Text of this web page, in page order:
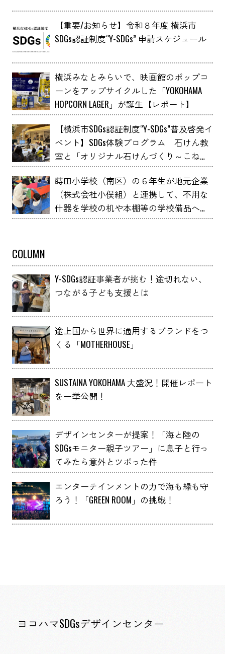
【重要/お知らせ】令和８年度 横浜市
SDGs認証制度“Y-SDGs” 申請スケジュール
横浜みなとみらいで、映画館のポップコ
ーンをアップサイクルした「YOKOHAMA
HOPCORN LAGER」が誕生【レポート】
【横浜市SDGs認証制度“Y-SDGs”普及啓発イ
ベント】SDGs体験プログラム 石けん教
室と「オリジナル石けんづくり～こねこ
ね石けん～」 YOXO FESTIVALに出展
蒔田小学校（南区）の６年生が地元企業
（株式会社小俣組）と連携して、不用な
什器を学校の机や本棚等の学校備品へア
ップサイクルしました！
COLUMN
Y-SDGs認証事業者が挑む！途切れない、
つながる子ども支援とは
途上国から世界に通用するブランドをつ
くる「MOTHERHOUSE」
SUSTAINA YOKOHAMA 大盛況！開催レポート
を一挙公開！
デザインセンターが提案！「海と陸の
SDGsモニター親子ツアー」に息子と行っ
てみたら意外とツボった件
エンターテインメントの力で海も緑も守
ろう！「GREEN ROOM」の挑戦！
ヨコハマSDGsデザインセンター